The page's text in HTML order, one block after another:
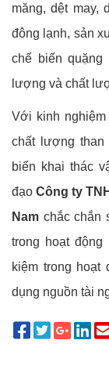
măng, dệt may,
đông lạnh, sản
chế biến
lượng và chất
Với kinh
chất lượng than
biến khai thác
đạoCông ty
Nam chắc chắn
trong hoạt
kiệm trong
dụng nguồn tài